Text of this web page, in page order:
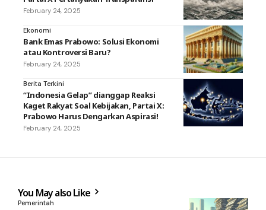
February 24, 2025
Ekonomi
Bank Emas Prabowo: Solusi Ekonomi
atau Kontroversi Baru?
February 24, 2025
Berita Terkini
“Indonesia Gelap” dianggap Reaksi
Kaget Rakyat Soal Kebijakan, Partai X:
Prabowo Harus Dengarkan Aspirasi!
February 24, 2025
You May also Like
Pemerintah